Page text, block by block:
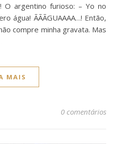
O argentino furioso: – Yo no
ÃÃÃGUAAAA…! Então,
compre minha gravata. Mas
MAIS
0 comentários